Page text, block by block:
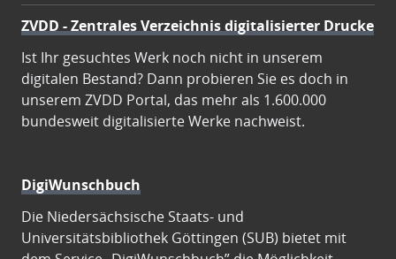
ZVDD - Zentrales Verzeichnis digitalisierter Drucke
Ist Ihr gesuchtes Werk noch nicht in unserem
digitalen Bestand? Dann probieren Sie es doch in
unserem ZVDD Portal, das mehr als 1.600.000
bundesweit digitalisierte Werke nachweist.
DigiWunschbuch
Die Niedersächsische Staats- und
Universitätsbibliothek Göttingen (SUB) bietet mit